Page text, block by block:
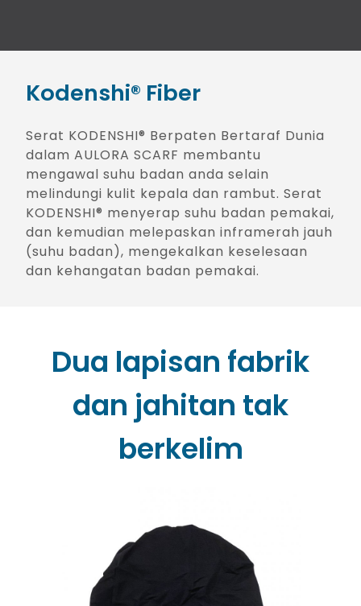
Kodenshi® Fiber
Serat KODENSHI® Berpaten Bertaraf Dunia
dalam AULORA SCARF membantu
mengawal suhu badan anda selain
melindungi kulit kepala dan rambut. Serat
KODENSHI® menyerap suhu badan pemakai,
dan kemudian melepaskan inframerah jauh
(suhu badan), mengekalkan keselesaan
dan kehangatan badan pemakai.
Dua lapisan fabrik
dan jahitan tak
berkelim